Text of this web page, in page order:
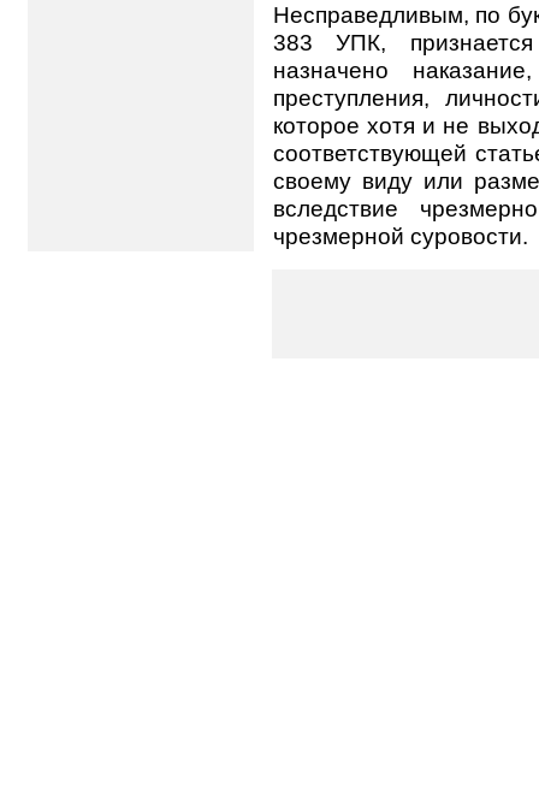
Несправедливым, по
383 УПК,
назначено
преступления,
которое хотя и не
соответствующей
своему виду или
вследствие
чрезмерной суровости.